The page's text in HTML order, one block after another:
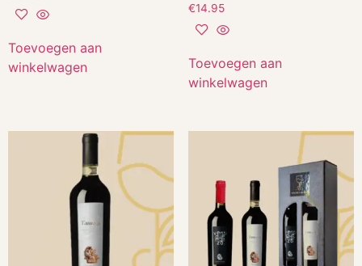
Toevoegen aan
winkelwagen
€14.95
Toevoegen aan
winkelwagen